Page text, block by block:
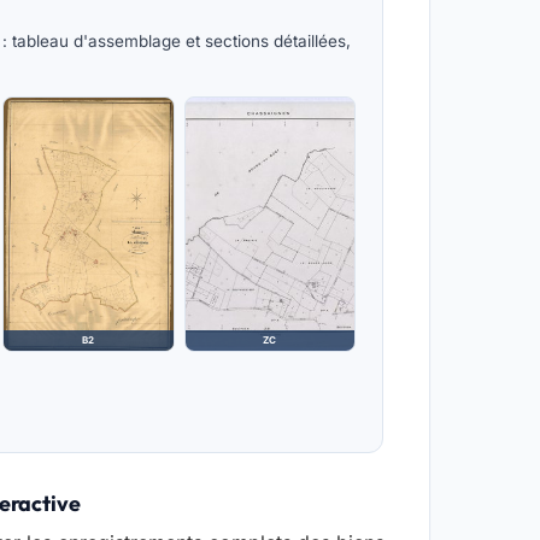
tableau d'assemblage et sections détaillées,
B2 ZC